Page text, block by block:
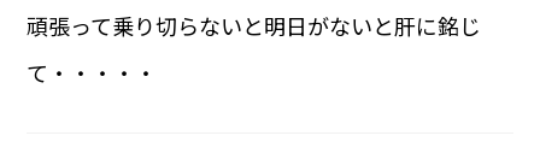
頑張って乗り切らないと明日がないと肝に銘じ
て・・・・・